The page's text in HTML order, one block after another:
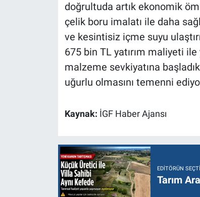
doğrultuda artık ekonomik
çelik boru imalatı ile daha
ve kesintisiz içme suyu
675 bin TL yatırım maliyeti
malzeme sevkiyatına
uğurlu olmasını temenni
Kaynak: İGF Haber Ajansı
EDITÖRÜN
Tarım